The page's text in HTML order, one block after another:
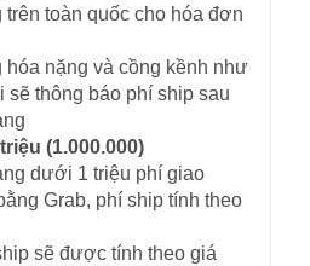
toàn quốc cho hóa đơn
nặng và cồng kềnh như
thông báo phí ship sau
(1.000.000)
dưới 1 triệu phí giao
Grab, phí ship tính theo
sẽ được tính theo giá